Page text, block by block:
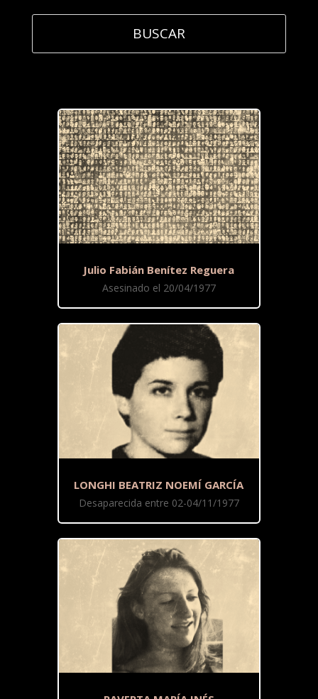
Julio Fabián Benítez Reguera
Asesinado el 20/04/1977
LONGHI BEATRIZ NOEMÍ GARCÍA
Desaparecida entre 02-04/11/1977